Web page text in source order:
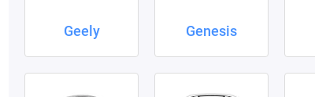
Geely Genesis